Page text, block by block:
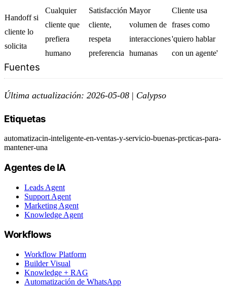
Handoff si
cliente lo
solicita
Cualquier
cliente que
prefiera
humano
Satisfacción
cliente,
respeta
preferencia
Mayor
volumen de
interacciones
humanas
Cliente usa
frases como
'quiero hablar
con un agente'
Fuentes
Última actualización: 2026-05-08 | Calypso
Etiquetas
automatizacin-inteligente-en-ventas-y-servicio-buenas-prcticas-para-
mantener-una
Agentes de IA
Leads Agent
Support Agent
Marketing Agent
Knowledge Agent
Workflows
Workflow Platform
Builder Visual
Knowledge + RAG
Automatización de WhatsApp